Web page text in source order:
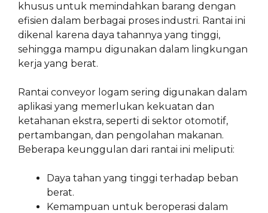
khusus untuk memindahkan barang dengan
efisien dalam berbagai proses industri. Rantai ini
dikenal karena daya tahannya yang tinggi,
sehingga mampu digunakan dalam lingkungan
kerja yang berat.
Rantai conveyor logam sering digunakan dalam
aplikasi yang memerlukan kekuatan dan
ketahanan ekstra, seperti di sektor otomotif,
pertambangan, dan pengolahan makanan.
Beberapa keunggulan dari rantai ini meliputi:
Daya tahan yang tinggi terhadap beban
berat.
Kemampuan untuk beroperasi dalam